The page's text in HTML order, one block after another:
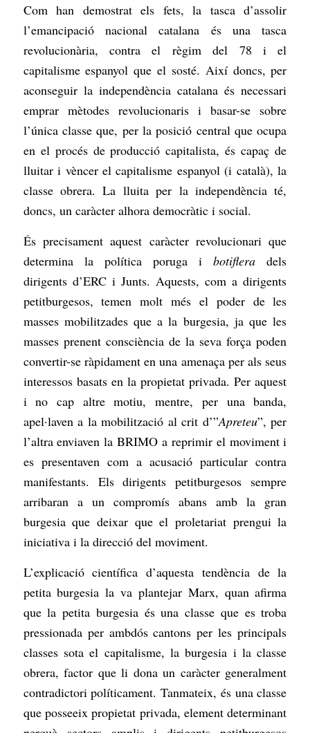
Com han demostrat els fets, la tasca d’assolir
l’emancipació nacional catalana és una tasca
revolucionària, contra el règim del 78 i el
capitalisme espanyol que el sosté. Així doncs, per
aconseguir la independència catalana és necessari
emprar mètodes revolucionaris i basar-se sobre
l’única classe que, per la posició central que ocupa
en el procés de producció capitalista, és capaç de
lluitar i vèncer el capitalisme espanyol (i català), la
classe obrera. La lluita per la independència té,
doncs, un caràcter alhora democràtic i social.
És precisament aquest caràcter revolucionari que
determina la política poruga ibotiflera dels
dirigents d’ERC i Junts. Aquests, com a dirigents
petitburgesos, temen molt més el poder de les
masses mobilitzades que a la burgesia, ja que les
masses prenent consciència de la seva força poden
convertir-se ràpidament en una amenaça per als seus
interessos basats en la propietat privada. Per aquest
i no cap altre motiu, mentre, per una banda,
apel·laven a la mobilització al crit d’”Apreteu”, per
l’altra enviaven la BRIMO a reprimir el moviment i
es presentaven com a acusació particular contra
manifestants. Els dirigents petitburgesos sempre
arribaran a un compromís abans amb la gran
burgesia que deixar que el proletariat prengui la
iniciativa i la direcció del moviment.
L’explicació científica d’aquesta tendència de la
petita burgesia la va plantejar Marx, quan afirma
que la petita burgesia és una classe que es troba
pressionada per ambdós cantons per les principals
classes sota el capitalisme, la burgesia i la classe
obrera, factor que li dona un caràcter generalment
contradictori políticament. Tanmateix, és una classe
que posseeix propietat privada, element determinant